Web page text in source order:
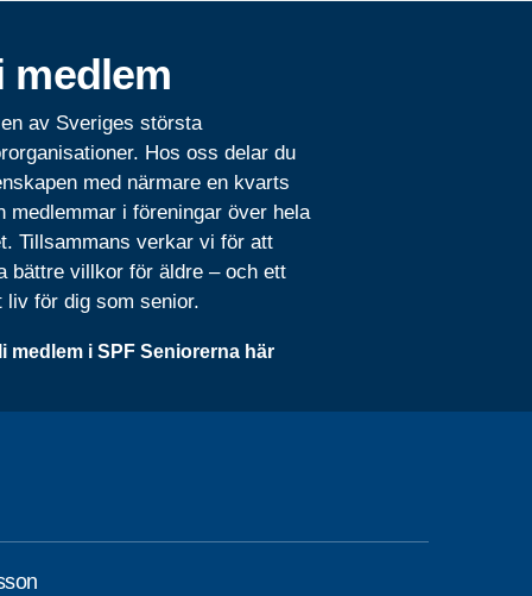
medlem
av Sveriges största
Hos oss delar du
med närmare en kvarts
medlemmar i föreningar över hela
Tillsammans verkar vi för att
bättre villkor för äldre – och ett
liv för dig som senior.
medlem i SPF Seniorerna här